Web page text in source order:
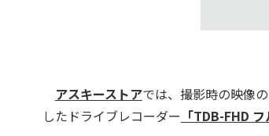
アスキーストアでは、撮影時の映像
したドライブレコーダー 「TDB-FHD